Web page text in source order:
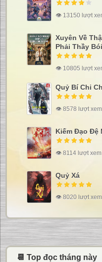
👁 13150 lượt
Xuyên Về
Phải Thầy Bói
👁 10805 lượt
Quỷ Bí Chi
👁 8578 lượt xem
Kiếm Đạo Đệ
👁 8114 lượt xem
Quỷ Xá
👁 8020 lượt xem
📆 Top đọc tháng này